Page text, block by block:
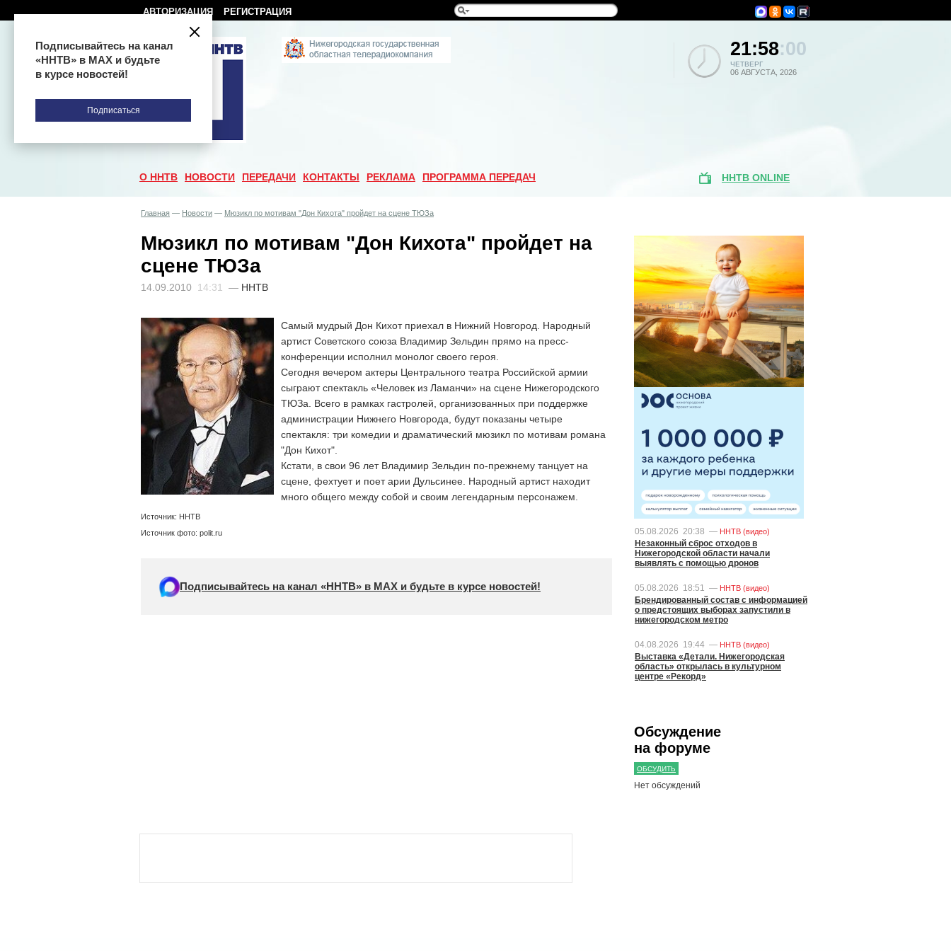
АВТОРИЗАЦИЯ РЕГИСТРАЦИЯ
21:58:00
ЧЕТВЕРГ
06 АВГУСТА, 2026
О ННТВ НОВОСТИ ПЕРЕДАЧИ КОНТАКТЫ РЕКЛАМА ПРОГРАММА ПЕРЕДАЧ ННТВ ONLINE
Главная — Новости — Мюзикл по мотивам "Дон Кихота" пройдет на сцене ТЮЗа
Мюзикл по мотивам "Дон Кихота" пройдет на
сцене ТЮЗа
14.09.2010 14:31 — ННТВ
Самый мудрый Дон Кихот приехал в Нижний Новгород. Народный
артист Советского союза Владимир Зельдин прямо на пресс-
конференции исполнил монолог своего героя.
Сегодня вечером актеры Центрального театра Российской армии
сыграют спектакль «Человек из Ламанчи» на сцене Нижегородского
ТЮЗа. Всего в рамках гастролей, организованных при поддержке
администрации Нижнего Новгорода, будут показаны четыре
спектакля: три комедии и драматический мюзикл по мотивам романа
"Дон Кихот".
Кстати, в свои 96 лет Владимир Зельдин по-прежнему танцует на
сцене, фехтует и поет арии Дульсинее. Народный артист находит
много общего между собой и своим легендарным персонажем.
Источник: ННТВ
Источник фото: polit.ru
Подписывайтесь на канал «ННТВ» в МАХ и будьте в курсе новостей!
05.08.2026 20:38 — ННТВ (видео)
Незаконный сброс отходов в
Нижегородской области начали
выявлять с помощью дронов
05.08.2026 18:51 — ННТВ (видео)
Брендированный состав с информацией
о предстоящих выборах запустили в
нижегородском метро
04.08.2026 19:44 — ННТВ (видео)
Выставка «Детали. Нижегородская
область» открылась в культурном
центре «Рекорд»
Обсуждение
на форуме
ОБСУДИТЬ
Нет обсуждений
Подписывайтесь на канал
«ННТВ» в МАХ и будьте
в курсе новостей!
Подписаться